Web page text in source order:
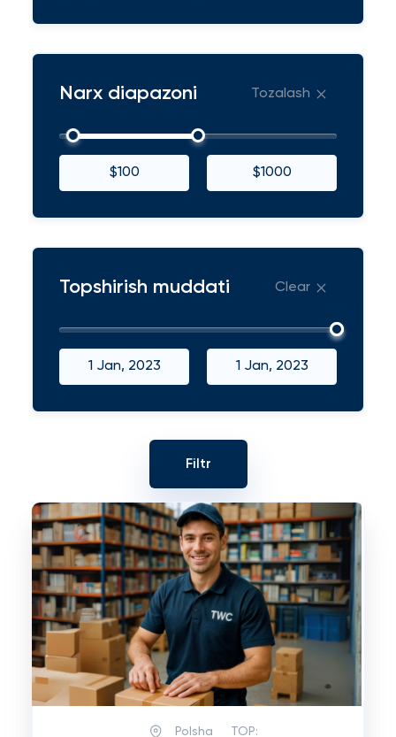
Narx diapazoni Tozalash
$100 $1000
Topshirish muddati Clear
1 Jan, 2023 1 Jan, 2023
Polsha TOP: